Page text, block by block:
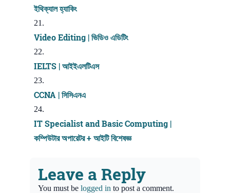
ইথিক্যাল হ্যাকিং
Video Editing | ভিডিও এডিটিং
IELTS | আইইএলটিএস
CCNA | সিসিএনএ
IT Specialist and Basic Computing |
কম্পিউটার অপারেটর + আইটি বিশেষজ্ঞ
Leave a Reply
You must be logged in to post a comment.